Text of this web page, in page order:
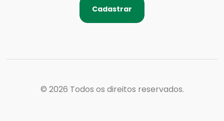
Cadastrar
© 2026 Todos os direitos reservados.